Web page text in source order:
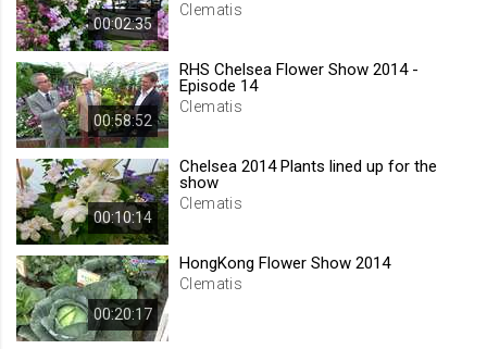
Site içeriği önerme
voteLike*
1 ay
00:02:35
Clematis
00:58:52
RHS Chelsea Flower Show 2014 -
Episode 14
Clematis
00:10:14
Chelsea 2014 Plants lined up for the
show
Clematis
00:20:17
HongKong Flower Show 2014
Clematis